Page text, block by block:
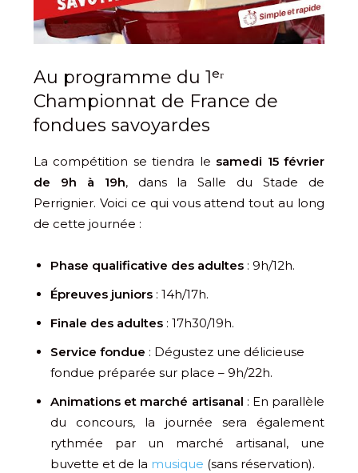
Au programme du 1ᵉʳ
Championnat de France de
fondues savoyardes
La compétition se tiendra le samedi 15 février
de 9h à 19h, dans la Salle du Stade de
Perrignier. Voici ce qui vous attend tout au long
de cette journée :
Phase qualificative des adultes : 9h/12h.
Épreuves juniors : 14h/17h.
Finale des adultes : 17h30/19h.
Service fondue : Dégustez une délicieuse
fondue préparée sur place – 9h/22h.
Animations et marché artisanal : En parallèle
du concours, la journée sera également
rythmée par un marché artisanal, une
buvette et de la musique (sans réservation).